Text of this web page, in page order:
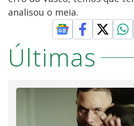
analisou o meia.
Últimas